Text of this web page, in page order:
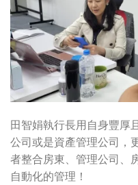
田智娟執行長用自身豐厚
公司或是資產管理公司，
者整合房東、管理公司、
自動化的管理！